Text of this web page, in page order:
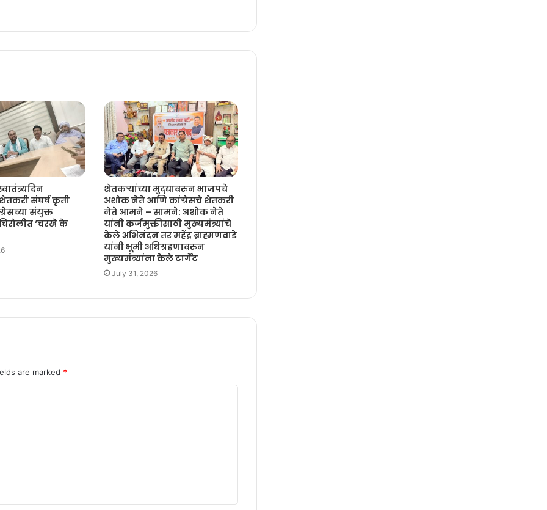
संघर्ष कृती
संयुक्त
‘चरखे के
शेतकऱ्यांच्या मुद्द्यावरुन भाजपचे
अशोक नेते आणि कांग्रेसचे शेतकरी
नेते आमने – सामने: अशोक नेते
यांनी कर्जमुक्तीसाठी मुख्यमंत्र्यांचे
केले अभिनंदन तर महेंद्र ब्राह्मणवाडे
यांनी भूमी अधिग्रहणावरुन
मुख्यमंत्र्यांना केले टार्गेट
July 31, 2026
are marked *